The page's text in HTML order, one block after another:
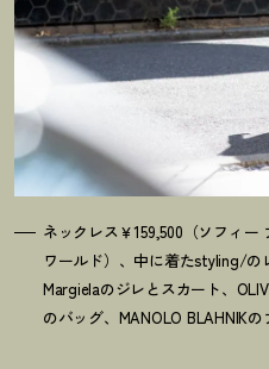
ネックレス￥159,500（ソフィ
ワールド）、中に着たstyling/の
Margielaのジレとスカート、
のバッグ、MANOLO BLAHNIK